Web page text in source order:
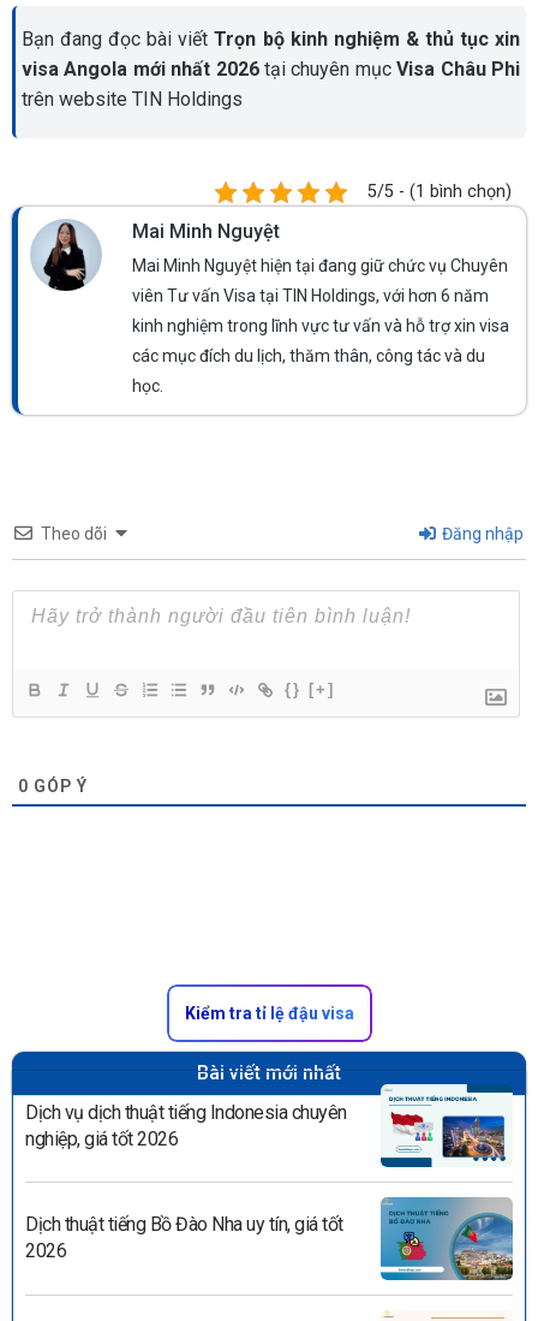
Bạn đang đọc bài viếtTrọn bộ kinh nghiệm & thủ tục xin
visa Angola mới nhất 2026tại chuyên mụcVisa Châu Phi
trên website TIN Holdings
5/5 - (1 bình chọn)
Mai Minh Nguyệt
Mai Minh Nguyệt hiện tại đang giữ chức vụ Chuyên
viên Tư vấn Visa tại TIN Holdings, với hơn 6 năm
kinh nghiệm trong lĩnh vực tư vấn và hỗ trợ xin visa
các mục đích du lịch, thăm thân, công tác và du
học.
Theo dõi Đăng nhập
{} [+]
0 GÓP Ý
Kiểm tra tỉ lệ đậu visa
Bài viết mới nhất
Dịch vụ dịch thuật tiếng Indonesia chuyên
nghiệp, giá tốt 2026
Dịch thuật tiếng Bồ Đào Nha uy tín, giá tốt
2026